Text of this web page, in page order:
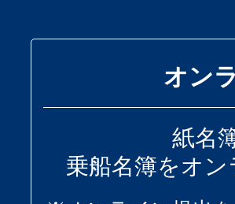
オン
紙名
乗船名簿をオ